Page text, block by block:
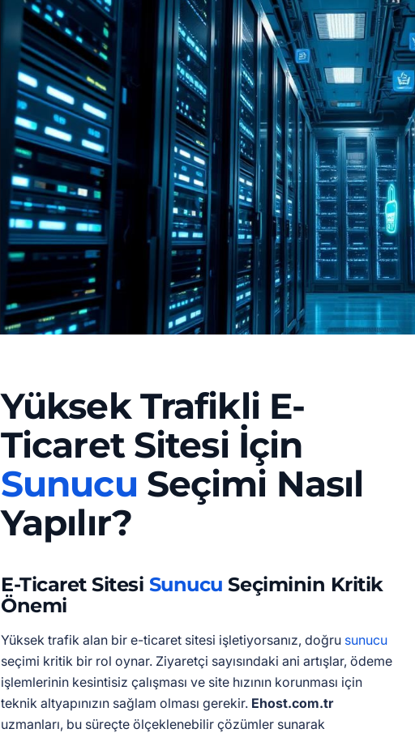
Yüksek Trafikli E-
Ticaret Sitesi İçin
Sunucu Seçimi Nasıl
Yapılır?
E-Ticaret Sitesi Sunucu Seçiminin Kritik
Önemi
Yüksek trafik alan bir e-ticaret sitesi işletiyorsanız, doğru sunucu
seçimi kritik bir rol oynar. Ziyaretçi sayısındaki ani artışlar, ödeme
işlemlerinin kesintisiz çalışması ve site hızının korunması için
teknik altyapınızın sağlam olması gerekir. Ehost.com.tr
uzmanları, bu süreçte ölçeklenebilir çözümler sunarak